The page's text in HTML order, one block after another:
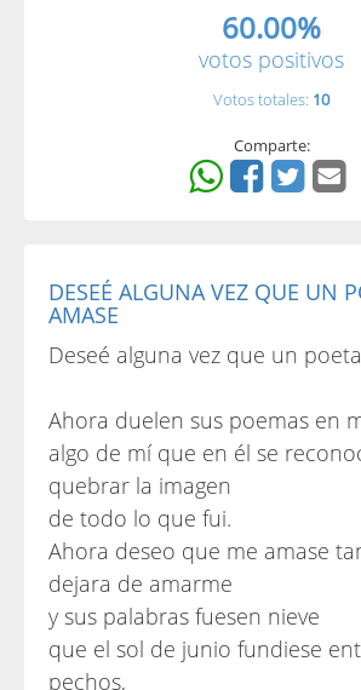
60.00%
votos positivos
Votos totales: 10
Comparte:
DESEÉ ALGUNA VEZ QUE UN
AMASE
Deseé alguna vez que un
Ahora duelen sus poemas en
algo de mí que en él se
quebrar la imagen
de todo lo que fui.
Ahora deseo que me amase
dejara de amarme
y sus palabras fuesen nieve
que el sol de junio fundiese
pechos‚